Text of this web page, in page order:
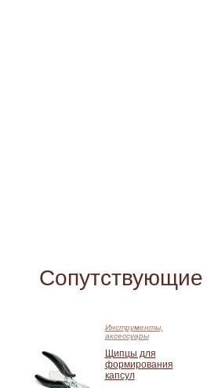
Инструменты,
аксессуары
Щипцы для
формирования
капсул